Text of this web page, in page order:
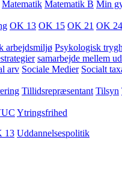
Matematik Matematik B Min
OK 13 OK 15 OK 21 OK 24
arbejdsmiljø Psykologisk
samarbejde mellem
arv Sociale Medier Socialt
Tillidsrepræsentant Tilsyn
Ytringsfrihed
13 Uddannelsespolitik